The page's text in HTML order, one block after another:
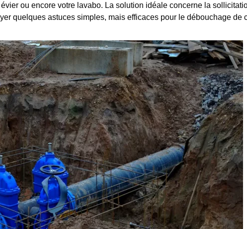
ou encore votre lavabo. La solution idéale concerne la
quelques astuces simples, mais efficaces pour le débouchage de